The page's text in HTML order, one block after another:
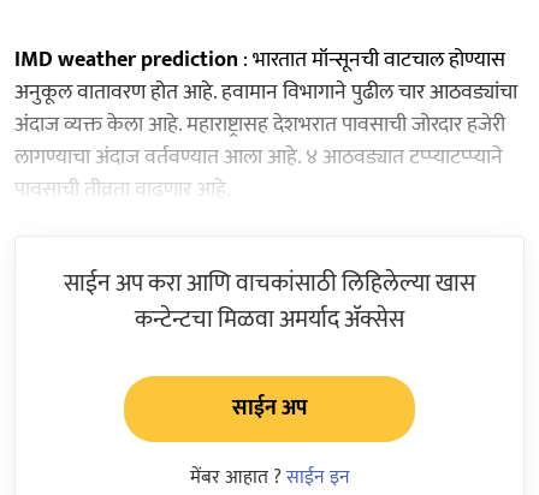
IMD weather prediction : भारतात मॉन्सूनची वाटचाल होण्यास
अनुकूल वातावरण होत आहे. हवामान विभागाने पुढील चार आठवड्यांचा
अंदाज व्यक्त केला आहे. महाराष्ट्रासह देशभरात पावसाची जोरदार हजेरी
लागण्याचा अंदाज वर्तवण्यात आला आहे. ४ आठवड्यात टप्प्याटप्प्याने
पावसाची तीव्रता वाढणार आहे.
साईन अप करा आणि वाचकांसाठी लिहिलेल्या खास
कन्टेन्टचा मिळवा अमर्याद ॲक्सेस
साईन अप
मेंबर आहात ?साईन इन